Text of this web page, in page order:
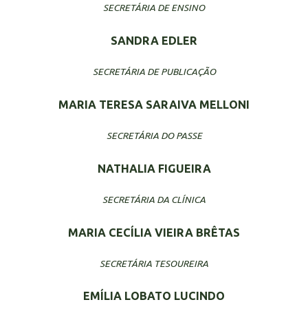
SECRETÁRIA DE ENSINO
SANDRA EDLER
SECRETÁRIA DE PUBLICAÇÃO
MARIA TERESA SARAIVA MELLONI
SECRETÁRIA DO PASSE
NATHALIA FIGUEIRA
SECRETÁRIA DA CLÍNICA
MARIA CECÍLIA VIEIRA BRÊTAS
SECRETÁRIA TESOUREIRA
EMÍLIA LOBATO LUCINDO